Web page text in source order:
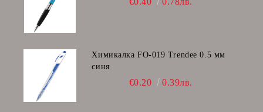
Химикалка FO-019 Trendee 0.5 мм
синя
€0.20 0.39лв.